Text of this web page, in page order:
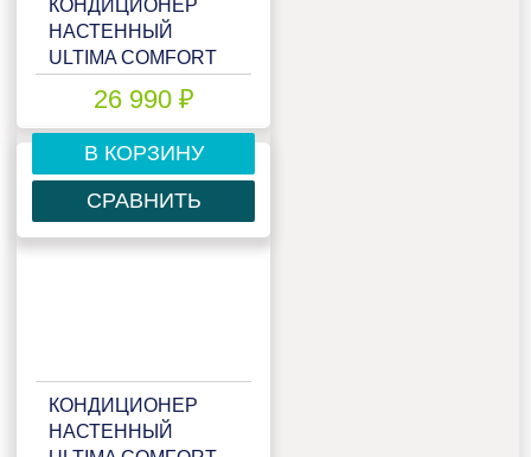
КОНДИЦИОНЕР
НАСТЕННЫЙ
ULTIMA COMFORT
26 990 ₽
В КОРЗИНУ
СРАВНИТЬ
КОНДИЦИОНЕР
НАСТЕННЫЙ